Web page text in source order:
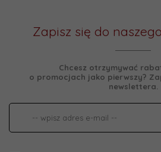
Zapisz się do
Chcesz otrzymywać
o promocjach jako pierwszy?
newslettera.